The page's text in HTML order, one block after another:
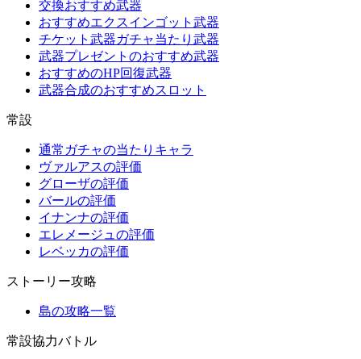
交換おすすめ武器
おすすめエクスインゴット武器
チケット武器ガチャ当たり武器
武器プレゼントのおすすめ武器
おすすめのHP回復武器
武器合成のおすすめスロット
常設
通常ガチャの当たりキャラ
ヴァルアスの評価
グローザの評価
バールの評価
イナンナの評価
エレメージュの評価
レベッカの評価
ストーリー攻略
島の攻略一覧
常設協力バトル